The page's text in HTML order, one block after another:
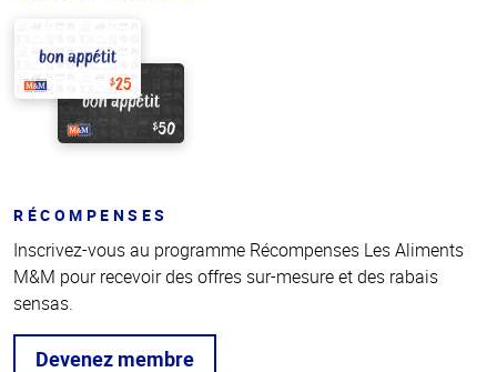
RÉCOMPENSES
Inscrivez-vous au programme Récompenses Les Aliments
M&M pour recevoir des offres sur-mesure et des rabais
sensas.
Devenez membre